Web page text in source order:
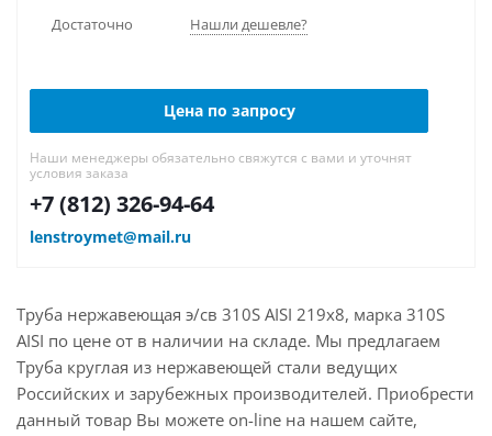
Достаточно Нашли дешевле?
Цена по запросу
Наши менеджеры обязательно свяжутся с вами и уточнят
условия заказа
+7 (812) 326-94-64
lenstroymet@mail.ru
Труба нержавеющая э/св 310S AISI 219х8, марка 310S
AISI по цене от в наличии на складе. Мы предлагаем
Труба круглая из нержавеющей стали ведущих
Российских и зарубежных производителей. Приобрести
данный товар Вы можете on-line на нашем сайте,